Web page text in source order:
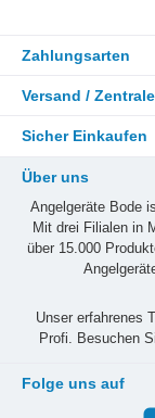
Zahlungsarten
Versand / Zentrale
Sicher Einkaufen
Über uns
Angelgeräte Bode
Mit drei Filialen in
über 15.000
Unser erfahrenes
Profi. Besuchen
Folge uns auf